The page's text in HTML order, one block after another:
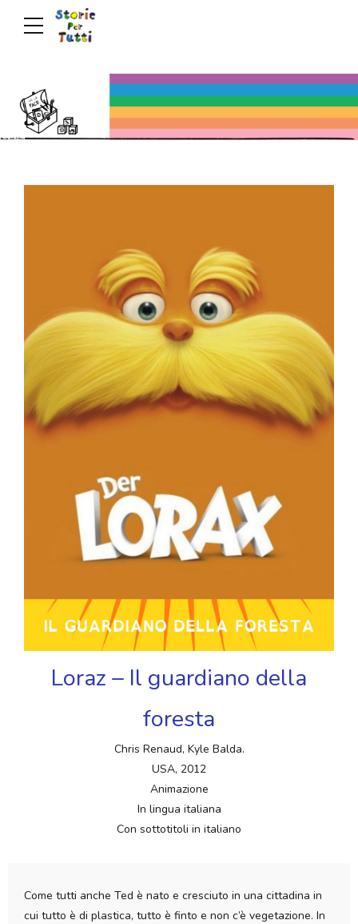
Loraz – Il guardiano della
foresta
Chris Renaud, Kyle Balda.
USA, 2012
Animazione
In lingua italiana
Con sottotitoli in italiano
Come tutti anche Ted è nato e cresciuto in una cittadina in
cui tutto è di plastica, tutto è finto e non c’è vegetazione. In